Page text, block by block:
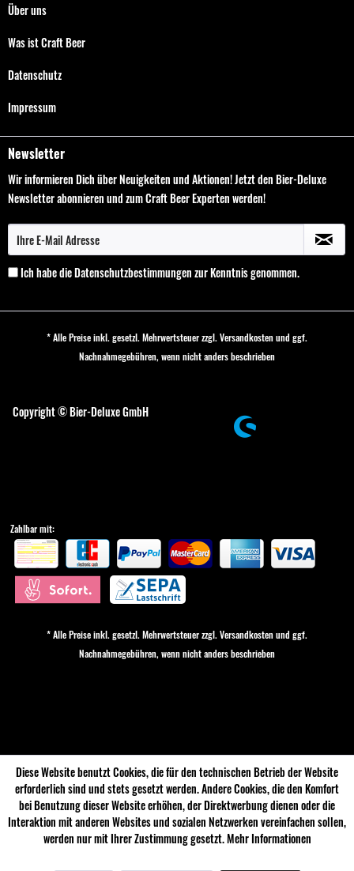
Über uns
Was ist Craft Beer
Datenschutz
Impressum
Newsletter
Wir informieren Dich über Neuigkeiten und Aktionen! Jetzt den Bier-Deluxe
Newsletter abonnieren und zum Craft Beer Experten werden!
Ich habe dieDatenschutzbestimmungenzur Kenntnis genommen.
* Alle Preise inkl. gesetzl. Mehrwertsteuer zzgl. Versandkostenund ggf.
Nachnahmegebühren, wenn nicht anders beschrieben
Copyright © Bier-Deluxe GmbH
Zahlbar mit:
* Alle Preise inkl. gesetzl. Mehrwertsteuer zzgl. Versandkostenund ggf.
Nachnahmegebühren, wenn nicht anders beschrieben
Diese Website benutzt Cookies, die für den technischen Betrieb der Website
erforderlich sind und stets gesetzt werden. Andere Cookies, die den Komfort
bei Benutzung dieser Website erhöhen, der Direktwerbung dienen oder die
Interaktion mit anderen Websites und sozialen Netzwerken vereinfachen sollen,
werden nur mit Ihrer Zustimmung gesetzt.Mehr Informationen